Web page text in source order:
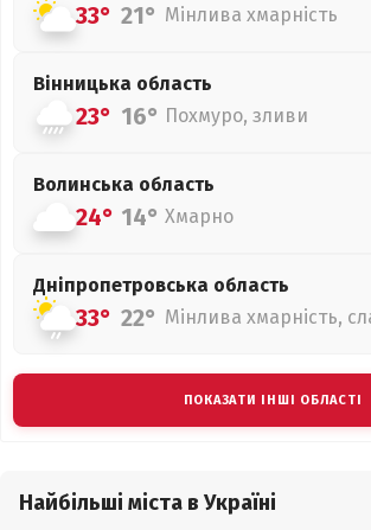
33° 21° Мінлива хмарність
Вінницька область
23° 16° Похмуро, зливи
Волинська область
24° 14° Хмарно
Дніпропетровська область
33° 22° Мінлива хмарність,
ПОКАЗАТИ ІНШІ ОБЛАСТІ
Найбільші міста в Україні